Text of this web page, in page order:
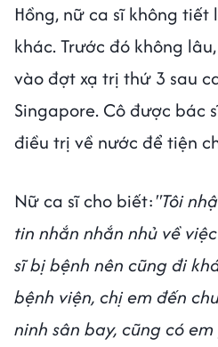
Hồng, nữ ca sĩ không
khác. Trước đó không
vào đợt xạ trị thứ 3 sau
Singapore. Cô được bác
điều trị về nước để tiện
Nữ ca sĩ cho biết:"Tôi
tin nhắn nhắn nhủ về
sĩ bị bệnh nên cũng đi
bệnh viện, chị em đến
ninh sân bay, cũng có